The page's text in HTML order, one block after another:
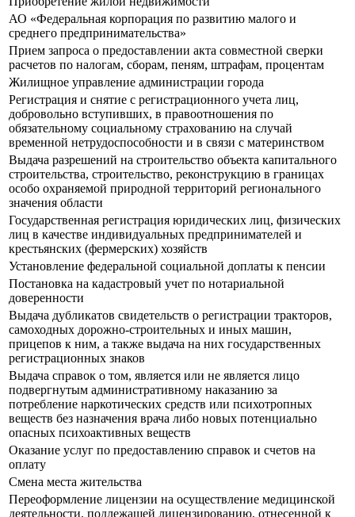
АО «Федеральная корпорация по развитию малого и
среднего предпринимательства»
Прием запроса о предоставлении акта совместной сверки
расчетов по налогам, сборам, пеням, штрафам, процентам
Жилищное управление администрации города
Регистрация и снятие с регистрационного учета лиц,
добровольно вступивших, в правоотношения по
обязательному социальному страхованию на случай
временной нетрудоспособности и в связи с материнством
Выдача разрешений на строительство объекта капитального
строительства, строительство, реконструкцию в границах
особо охраняемой природной территорий регионального
значения области
Государственная регистрация юридических лиц, физических
лиц в качестве индивидуальных предпринимателей и
крестьянских (фермерских) хозяйств
Установление федеральной социальной доплаты к пенсии
Постановка на кадастровый учет по нотариальной
доверенности
Выдача дубликатов свидетельств о регистрации тракторов,
самоходных дорожно-строительных и иных машин,
прицепов к ним, а также выдача на них государственных
регистрационных знаков
Выдача справок о том, является или не является лицо
подвергнутым административному наказанию за
потребление наркотических средств или психотропных
веществ без назначения врача либо новых потенциально
опасных психоактивных веществ
Оказание услуг по предоставлению справок и счетов на
оплату
Смена места жительства
Переоформление лицензии на осуществление медицинской
деятельности, подлежащей лицензированию, отнесенной к